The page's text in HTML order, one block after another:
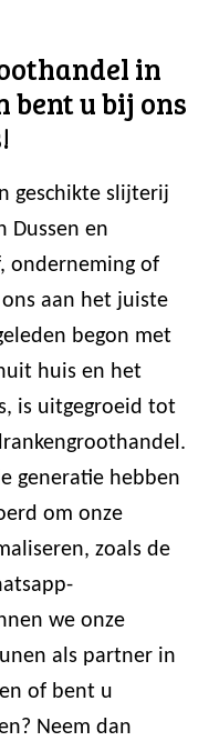
in
bent u bij ons
geschikte slijterij
Dussen en
onderneming of
aan het juiste
begon met
huis en het
is uitgegroeid tot
generatie hebben
om onze
zoals de
we onze
als partner in
of bent u
Neem dan